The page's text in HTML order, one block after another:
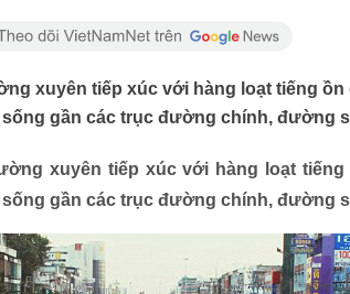
xuyên tiếp xúc với hàng loạt tiếng ồn
gần các trục đường chính, đường
xuyên tiếp xúc với hàng loạt
gần các trục đường chính, đường